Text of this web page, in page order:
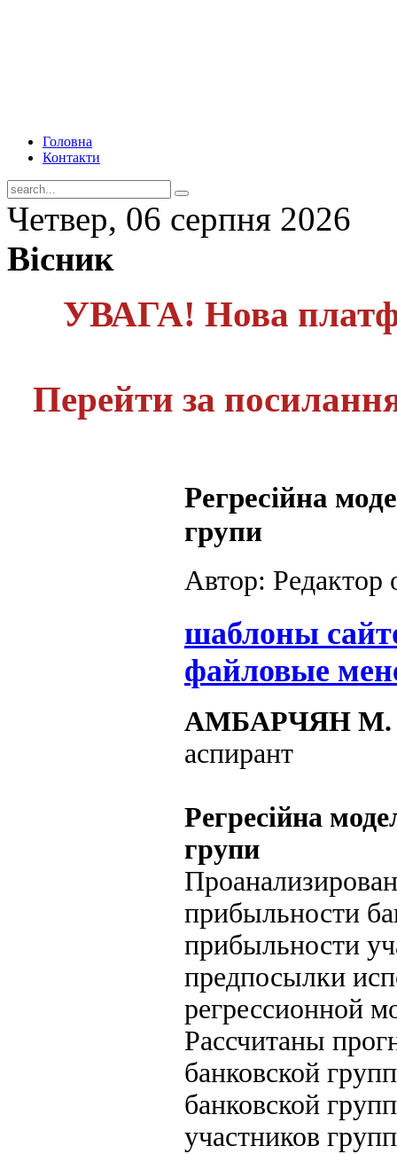
Головна
Контакти
Четвер, 06 серпня 2026
Вісник
УВАГА! Нова
Перейти за
Регресійна
групи
Автор: Редактор
шаблоны
файловые
АМБАРЧЯН М.
аспирант
Регресійна
групи
прибыльности
прибыльности
предпосылки
регрессионной
Рассчитаны
банковской
банковской
участников